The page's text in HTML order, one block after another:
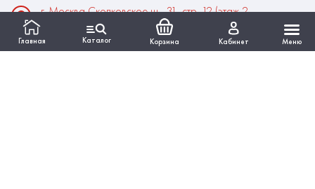
Главная Каталог Корзина Кабинет Меню
г. Москва Сколковское ш., 31, стр. 12 (этаж 2,
помещение 22)
Время работы: